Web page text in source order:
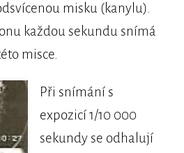
misku (kanylu).
každou sekundu snímá
misce.
Při snímání s
expozicí 1/10 000
sekundy se odhalují